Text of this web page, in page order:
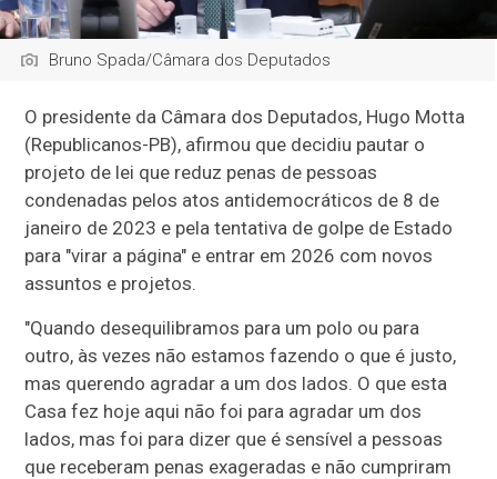
Bruno Spada/Câmara dos Deputados
O presidente da Câmara dos Deputados, Hugo Motta
(Republicanos-PB), afirmou que decidiu pautar o
projeto de lei que reduz penas de pessoas
condenadas pelos atos antidemocráticos de 8 de
janeiro de 2023 e pela tentativa de golpe de Estado
para "virar a página" e entrar em 2026 com novos
assuntos e projetos.
"Quando desequilibramos para um polo ou para
outro, às vezes não estamos fazendo o que é justo,
mas querendo agradar a um dos lados. O que esta
Casa fez hoje aqui não foi para agradar um dos
lados, mas foi para dizer que é sensível a pessoas
que receberam penas exageradas e não cumpriram